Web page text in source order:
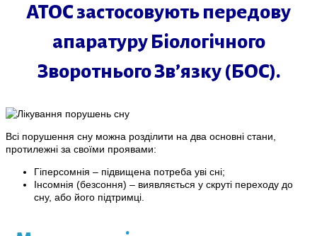
АТОС застосовують передову
апаратуру Біологічного
Зворотнього Зв’язку (БОС).
Всі порушення сну можна розділити на два основні стани,
протилежні за своїми проявами:
Гіперсомнія – підвищена потреба уві сні;
Інсомнія (безсоння) – виявляється у скруті переходу до
сну, або його підтримці.